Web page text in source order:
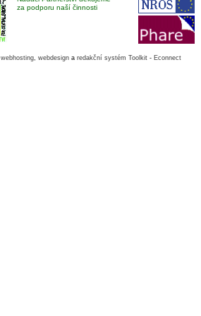
za podporu naší činnosti
webhosting, webdesign a redakční systém Toolkit - Econnect